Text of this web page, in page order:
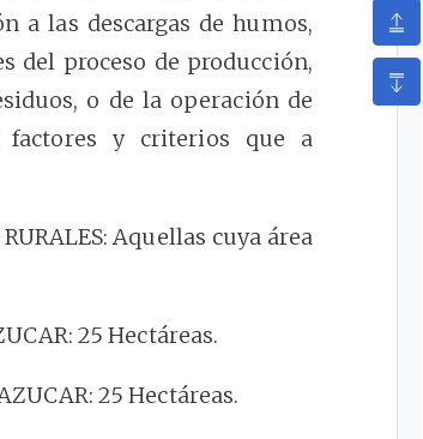
a las descargas de humos,
del proceso de producción,
o de la operación de
factores y criterios que a
RURALES: Aquellas cuya área
25 Hectáreas.
25 Hectáreas.